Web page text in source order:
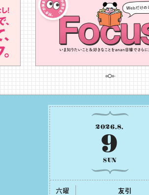
2026.8.
9
SUN
六曜 友引